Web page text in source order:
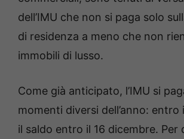
dell’IMU che non si paga solo
di residenza a meno che non
immobili di lusso.
Come già anticipato, l’IMU si
momenti diversi dell’anno: entro
il saldo entro il 16 dicembre. Per